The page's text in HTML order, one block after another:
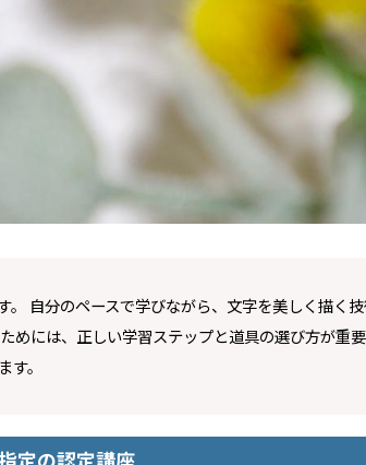
自分のペースで学びながら、文字を美しく描く
には、正しい学習ステップと道具の選び方が重
。